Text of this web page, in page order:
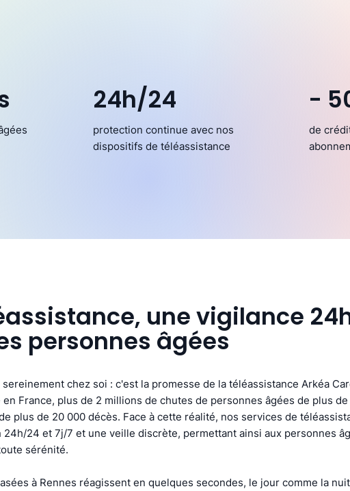
24h/24
protection continue avec nos
dispositifs de téléassistance
-
de
une vigilance
personnes âgées
chez soi : c'est la promesse de la téléassistance Arkéa
en France, plus de 2 millions de chutes de personnes âgées de plus
plus de 20 000 décès. Face à cette réalité, nos services de
24h/24 et 7j/7 et une veille discrète, permettant ainsi aux personnes
sérénité.​
à Rennes réagissent en quelques secondes, le jour comme la